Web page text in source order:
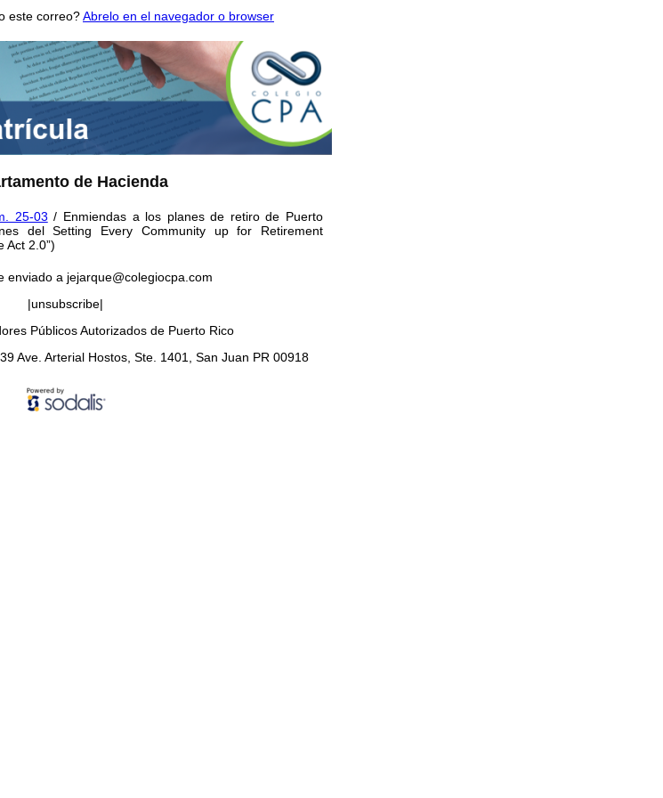
este correo?Abrelo en el navegador o browser
de Hacienda
25-03 / Enmiendas a los planes de retiro de Puerto
del Setting Every Community up for Retirement
Act 2.0”)
enviado a jejarque@colegiocpa.com
|unsubscribe|
Públicos Autorizados de Puerto Rico
Ave. Arterial Hostos, Ste. 1401, San Juan PR 00918